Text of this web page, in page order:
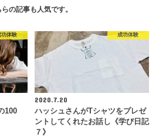
らの記事も人気です。
功体験
100
成功体験
2020.7.20
ハッシュさんがTシャツをプレゼ
ントしてくれたお話し《学び日記
７》